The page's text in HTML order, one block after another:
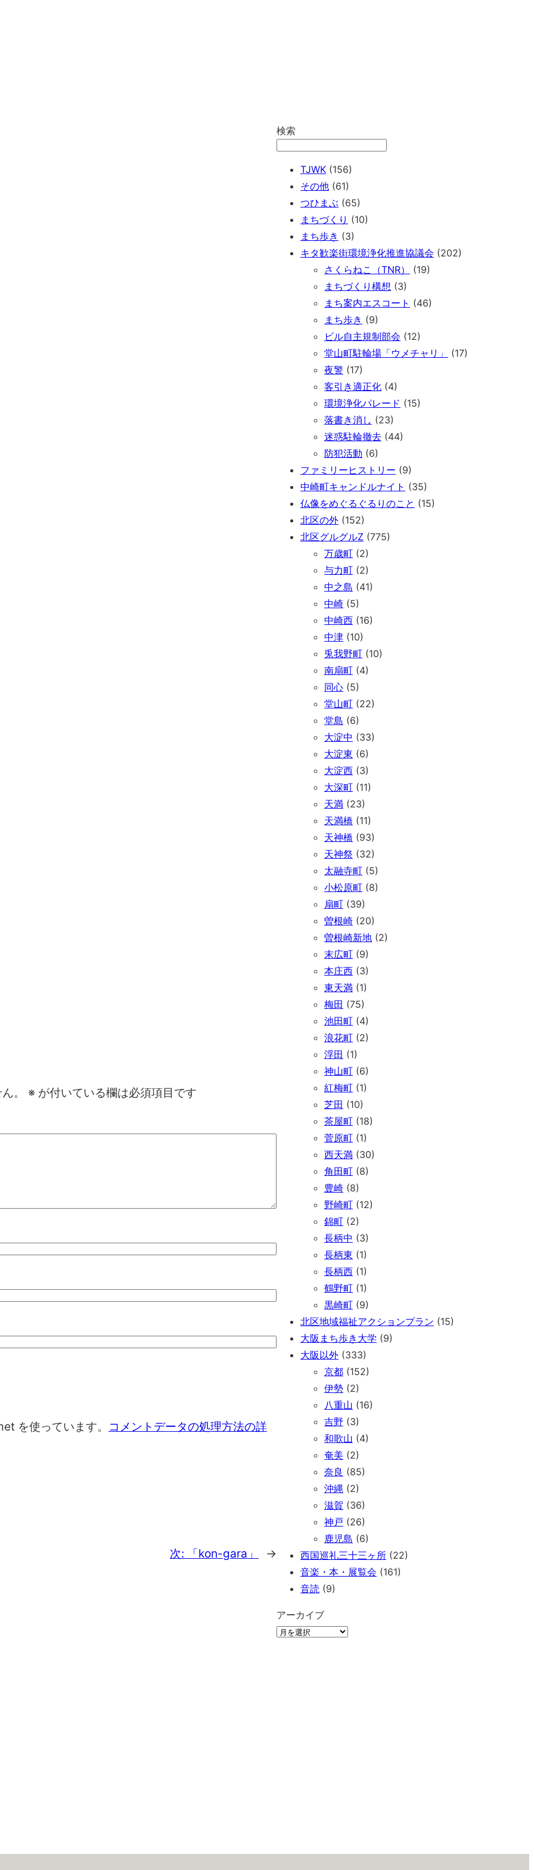
。 ※ が付いている欄は必須項目です
を使っています。
コメントデータの処理方法の詳
次: 「kon-gara」 →
検索
TJWK (156)
その他 (61)
つひまぶ (65)
まちづくり (10)
まち歩き (3)
キタ歓楽街環境浄化推進協議会 (202)
さくらねこ（TNR）
(19)
まちづくり構想 (3)
まち案内エスコート (46)
まち歩き (9)
ビル自主規制部会 (12)
堂山町駐輪場「ウメチャリ」
(17)
夜警 (17)
客引き適正化 (4)
環境浄化パレード (15)
落書き消し (23)
迷惑駐輪撤去 (44)
防犯活動 (6)
ファミリーヒストリー (9)
中崎町キャンドルナイト (35)
仏像をめぐるぐるりのこと (15)
北区の外 (152)
北区グルグルZ (775)
万歳町 (2)
与力町 (2)
中之島 (41)
中崎 (5)
中崎西 (16)
中津 (10)
兎我野町 (10)
南扇町 (4)
同心 (5)
堂山町 (22)
堂島 (6)
大淀中 (33)
大淀東 (6)
大淀西 (3)
大深町 (11)
天満 (23)
天満橋 (11)
天神橋 (93)
天神祭 (32)
太融寺町 (5)
小松原町 (8)
扇町 (39)
曽根崎 (20)
曽根崎新地 (2)
末広町 (9)
本庄西 (3)
東天満 (1)
梅田 (75)
池田町 (4)
浪花町 (2)
浮田 (1)
神山町 (6)
紅梅町 (1)
芝田 (10)
茶屋町 (18)
菅原町 (1)
西天満 (30)
角田町 (8)
豊崎 (8)
野崎町 (12)
錦町 (2)
長柄中 (3)
長柄東 (1)
長柄西 (1)
鶴野町 (1)
黒崎町 (9)
北区地域福祉アクションプラン (15)
大阪まち歩き大学 (9)
大阪以外 (333)
京都 (152)
伊勢 (2)
八重山 (16)
吉野 (3)
和歌山 (4)
奄美 (2)
奈良 (85)
沖縄 (2)
滋賀 (36)
神戸 (26)
鹿児島 (6)
西国巡礼三十三ヶ所 (22)
音楽・本・展覧会 (161)
音読 (9)
アーカイブ